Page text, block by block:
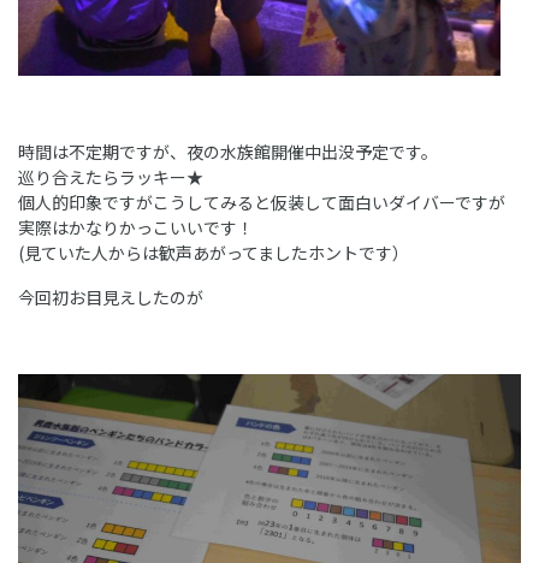
時間は不定期ですが、夜の水族館開催中出没予定です。
巡り合えたらラッキー★
個人的印象ですがこうしてみると仮装して面白いダイバーですが
実際はかなりかっこいいです！
(見ていた人からは歓声あがってましたホントです）
今回初お目見えしたのが